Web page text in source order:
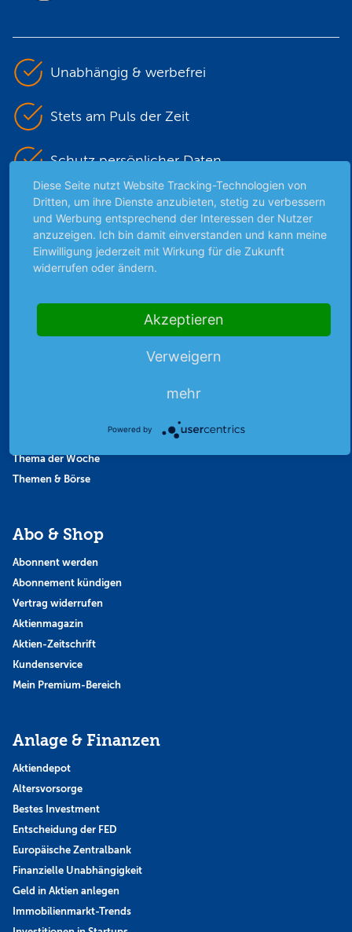
Unabhängig & werbefrei
Stets am Puls der Zeit
Schutz persönlicher Daten
Sicher mit SSL-Verschlüsselung
Highlights
Börsengerüchte
Thema der Woche
Themen & Börse
Abo & Shop
Abonnent werden
Abonnement kündigen
Vertrag widerrufen
Aktienmagazin
Aktien-Zeitschrift
Kundenservice
Mein Premium-Bereich
Anlage & Finanzen
Aktiendepot
Altersvorsorge
Bestes Investment
Entscheidung der FED
Europäische Zentralbank
Finanzielle Unabhängigkeit
Geld in Aktien anlegen
Immobilienmarkt-Trends
Diese Seite nutzt Website Tracking-Technologien von
Dritten, um ihre Dienste anzubieten, stetig zu verbessern
und Werbung entsprechend der Interessen der Nutzer
anzuzeigen. Ich bin damit einverstanden und kann meine
Einwilligung jederzeit mit Wirkung für die Zukunft
widerrufen oder ändern.
Akzeptieren
Verweigern
mehr
Powered by